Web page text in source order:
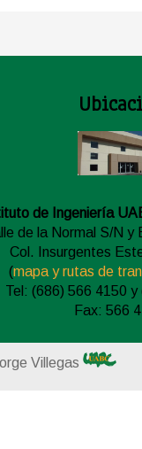
de Ingeniería
de la Normal S/N y
Col. Insurgentes
(mapa y rutas de
Tel: (686) 566 4150
Fax: 566
Villegas